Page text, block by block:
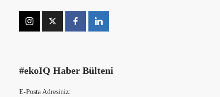
#ekoIQ Haber Bülteni
E-Posta Adresiniz: